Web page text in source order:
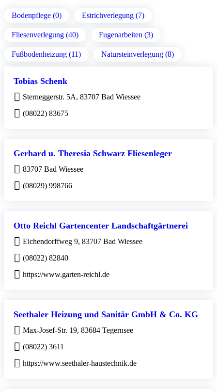
Bodenpflege (0) Estrichverlegung (7)
Fliesenverlegung (40) Fugenarbeiten (3)
Fußbodenheizung (11) Natursteinverlegung (8)
Tobias Schenk
Sterneggerstr. 5A, 83707 Bad Wiessee
(08022) 83675
Gerhard u. Theresia Schwarz Fliesenleger
83707 Bad Wiessee
(08029) 998766
Otto Reichl Gartencenter Landschaftgärtnerei
Eichendorffweg 9, 83707 Bad Wiessee
(08022) 82840
https://www.garten-reichl.de
Seethaler Heizung und Sanitär GmbH & Co. KG
Max-Josef-Str. 19, 83684 Tegernsee
(08022) 3611
https://www.seethaler-haustechnik.de